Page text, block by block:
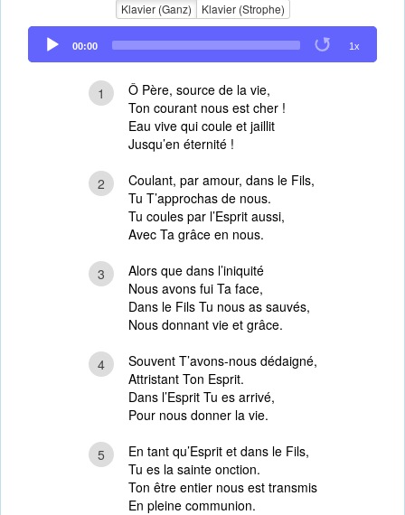
Klavier (Ganz) Klavier (Strophe)
Audio
Player
00:00 1x
1
Ô Père, source de la vie,
Ton courant nous est cher !
Eau vive qui coule et jaillit
Jusqu’en éternité !
2
Coulant, par amour, dans le Fils,
Tu T’approchas de nous.
Tu coules par l’Esprit aussi,
Avec Ta grâce en nous.
3
Alors que dans l’iniquité
Nous avons fui Ta face,
Dans le Fils Tu nous as sauvés,
Nous donnant vie et grâce.
4
Souvent T’avons-nous dédaigné,
Attristant Ton Esprit.
Dans l’Esprit Tu es arrivé,
Pour nous donner la vie.
5
En tant qu’Esprit et dans le Fils,
Tu es la sainte onction.
Ton être entier nous est transmis
En pleine communion.